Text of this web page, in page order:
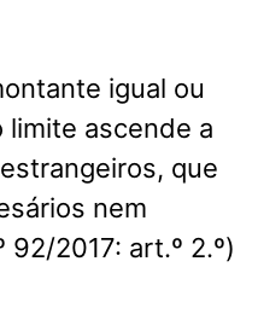
igual ou
ascende a
que
nem
92/2017: art.º 2.º)